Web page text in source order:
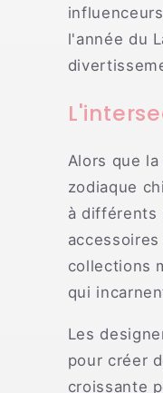
l'année du
Alors que
zodiaque
à différents
collections
qui
Les
pour créer
croissante